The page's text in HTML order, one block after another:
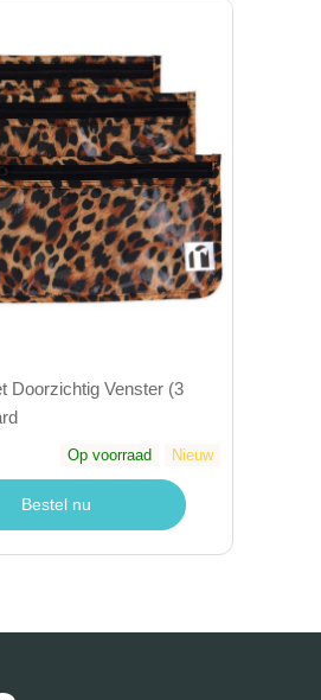
Doorzichtig Venster (3
Op voorraad Nieuw
Bestel nu